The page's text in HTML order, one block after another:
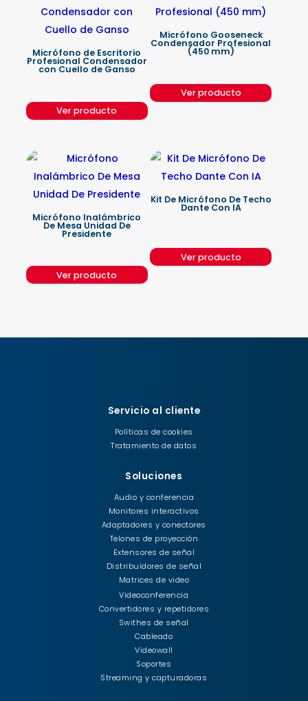
Micrófono de Escritorio
Profesional Condensador
con Cuello de Ganso
Ver producto
Micrófono Gooseneck
Condensador Profesional
(450 mm)
Ver producto
Micrófono Inalámbrico
De Mesa Unidad De
Presidente
Ver producto
Kit De Micrófono De Techo
Dante Con IA
Ver producto
Servicio al cliente
Políticas de cookies
Tratamiento de datos
Soluciones
Audio y conferencia
Monitores interactivos
Adaptadores y conectores
Telones de proyección
Extensores de señal
Distribuidores de señal
Matrices de video
Videoconferencia
Convertidores y repetidores
Swithes de señal
Cableado
Videowall
Soportes
Streaming y capturadoras